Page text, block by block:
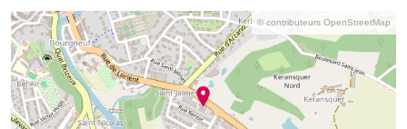
© contributeurs OpenStreetMap